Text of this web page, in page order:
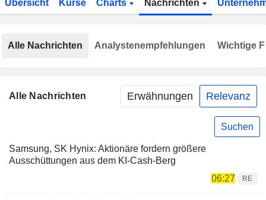
Übersicht Kurse Charts Nachrichten
Alle Nachrichten Erwähnungen Relevanz
Suchen
Samsung, SK Hynix: Aktionäre fordern größere
Ausschüttungen aus dem KI-Cash-Berg
06:27
RE
Alle Nachrichten Analystenempfehlungen Wichtige